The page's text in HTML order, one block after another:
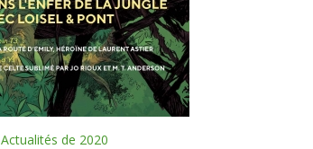
Actualités de 2020